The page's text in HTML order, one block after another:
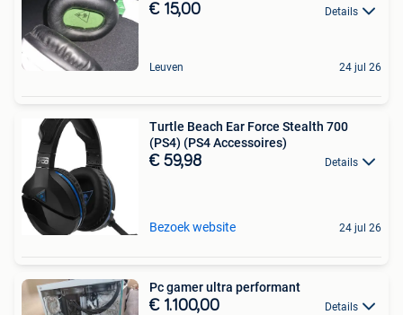
€ 15,00 Details
Leuven 24 jul 26
Turtle Beach Ear Force Stealth 700
(PS4) (PS4 Accessoires)
€ 59,98 Details
Bezoek website 24 jul 26
Pc gamer ultra performant
€ 1.100,00 Details